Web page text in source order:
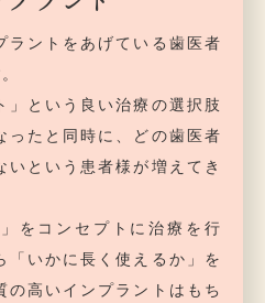
ラントをあげている歯医者
」という良い治療の選択肢
ったと同時に、どの歯医者
いという患者様が増えてき
をコンセプトに治療を行
「いかに長く使えるか」を
の高いインプラントはもち